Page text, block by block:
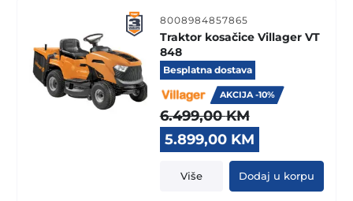
8008984857865
Traktor kosačice Villager VT
848
Besplatna dostava
AKCIJA -10%
6.499,00KM
Original
price
was:
6.499,00 KM.
5.899,00 KM
price
is:
5.899,00 KM.
Više Dodaj u korpu